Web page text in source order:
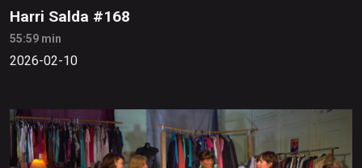
Harri Salda #168
55:59 min
2026-02-10